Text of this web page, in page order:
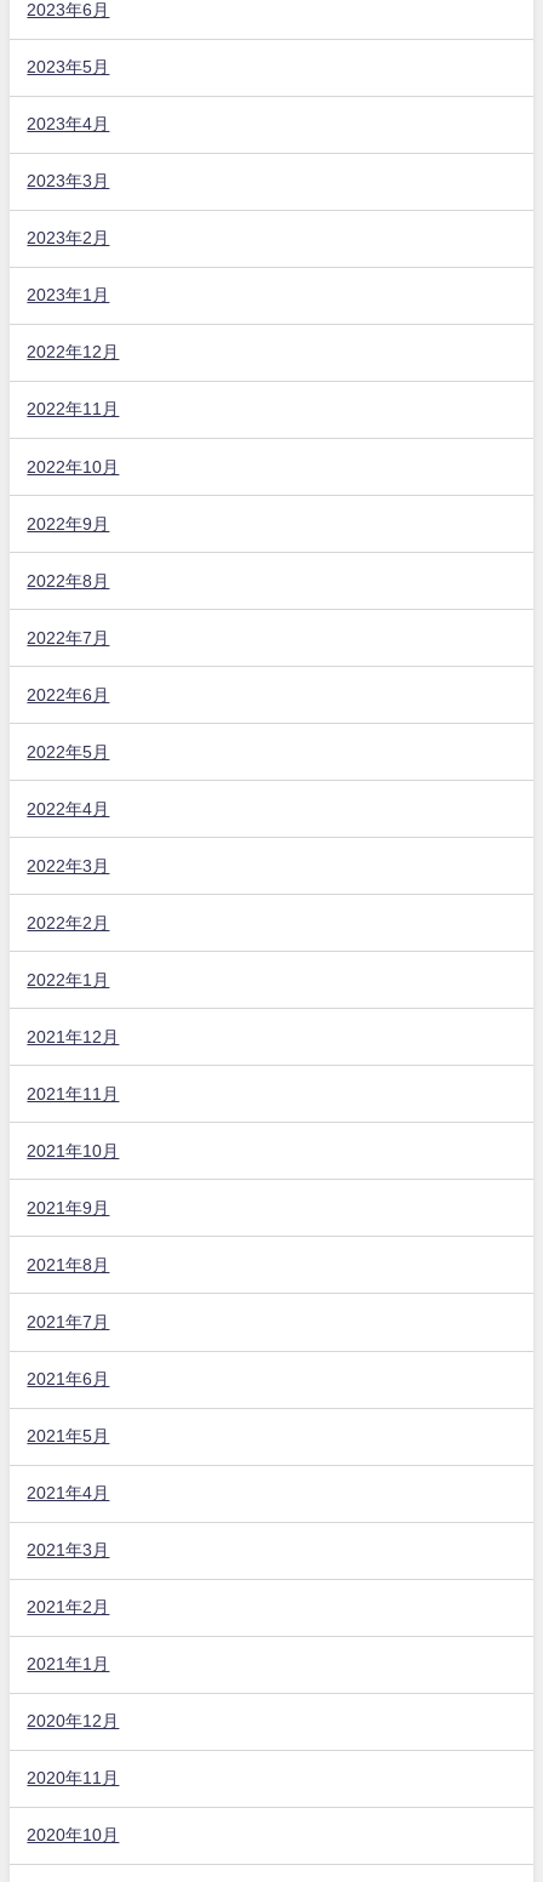
2023年6月
2023年5月
2023年4月
2023年3月
2023年2月
2023年1月
2022年12月
2022年11月
2022年10月
2022年9月
2022年8月
2022年7月
2022年6月
2022年5月
2022年4月
2022年3月
2022年2月
2022年1月
2021年12月
2021年11月
2021年10月
2021年9月
2021年8月
2021年7月
2021年6月
2021年5月
2021年4月
2021年3月
2021年2月
2021年1月
2020年12月
2020年11月
2020年10月